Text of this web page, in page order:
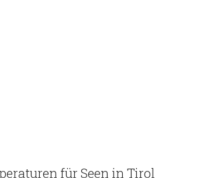
für Seen in Tirol